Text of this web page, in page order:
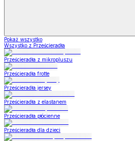
Pokaż wszystko
Wszystko z Prześcieradła
Prześcieradła z mikropluszu
Prześcieradła frotte
Prześcieradła jersey
Prześcieradła z elastanem
Prześcieradła płócienne
Prześcieradła dla dzieci